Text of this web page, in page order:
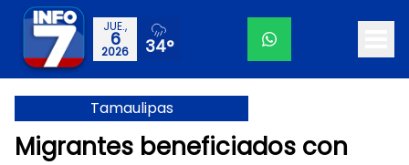
JUE.,
6
2026 34°
Tamaulipas
Migrantes beneficiados con